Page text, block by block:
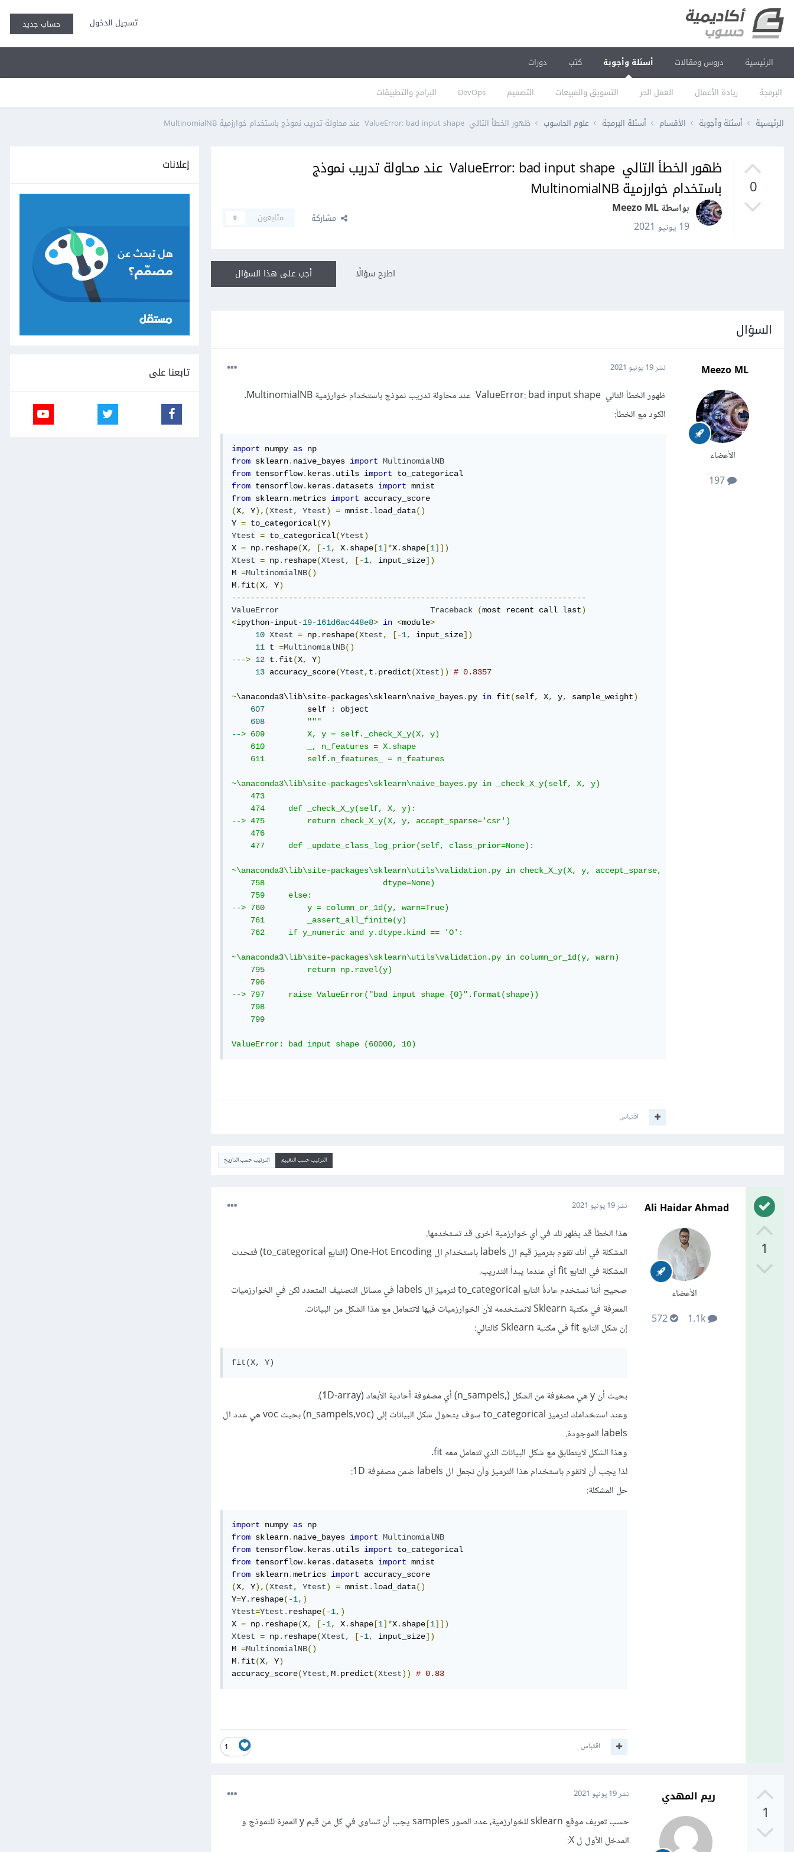
تسجيل الدخول حساب جديد
الرئيسية دروس ومقالات أسئلة وأجوبة
البرمجة ريادة الأعمال العمل الحر التسويق والمبيعات التصميم DevOps البرامج والتطبيقات
كتب دورات
الرئيسية أسئلة وأجوبة الأقسام أسئلة البرمجة علوم الحاسوب ظهور الخطأ التالي ValueError: bad input shape عند محاولة تدريب نموذج باستخدام خوارزمية MultinomialNB
0
ظهور الخطأ التالي ValueError: bad input shape عند محاولة تدريب نموذج
باستخدام خوارزمية MultinomialNB
بواسطة Meezo ML
19 يونيو 2021
مشاركة متابعون 0
أجب على هذا السؤال اطرح سؤالًا
السؤال
Meezo ML
الأعضاء
197
نشر19 يونيو 2021
ظهور الخطأ التالي ValueError: bad input shape عند محاولة تدريب نموذج باستخدام خوارزمية MultinomialNB.
الكود مع الخطأ:
import numpy as
from sklearn. naive_bayes import MultinomialNB
from tensorflow. keras. utils import
from tensorflow. keras. datasets import
from sklearn.metrics import
(X, Y),(Xtest, Ytest) = mnist . load_data()
Y = to_categorical(Y)
Ytest = to_categorical(Ytest)
X = np. reshape(X, [-1, X. shape [1]*X. shape [1]])
Xtest = np. reshape(Xtest, [-1, input_size])
M =MultinomialNB()
M. fit(X, Y)
---------------------------------------------------------------------------
ValueError
Traceback (most recent call last)
<ipython-input-19-161d6ac448e8> in <module>
10 Xtest = np. reshape(Xtest, [-1, input_size])
11 t =MultinomialNB()
---> 12 t . fit(X, Y)
13 accuracy_score(Ytest, t . predict(Xtest)) # 0.8357
~\anaconda3\lib\site-packages\sklearn\naive_bayes. py in fit(self, X, y, sample_weight)
607
         self
:
object
608
"""
--> 609         X, y = self._check_X_y(X, y)
    610         _, n_features = X.shape
    611         self.n_features_ = n_features
~\anaconda3\lib\site-packages\sklearn\naive_bayes.py in _check_X_y(self, X, y)
    473
    474     def _check_X_y(self, X, y):
--> 475         return check_X_y(X, y, accept_sparse='csr')
    476
    477     def _update_class_log_prior(self, class_prior=None):
~\anaconda3\lib\site-packages\sklearn\utils\validation.py in check_X_y(X, y, accept_sparse, accept_large_sparse,
    758                         dtype=None)
    759     else:
--> 760         y = column_or_1d(y, warn=True)
    761         _assert_all_finite(y)
    762     if y_numeric and y.dtype.kind == 'O':
~\anaconda3\lib\site-packages\sklearn\utils\validation.py in column_or_1d(y, warn)
    795         return np.ravel(y)
    796
--> 797     raise ValueError("bad input shape {0}".format(shape))
    798
    799
ValueError: bad input shape (60000, 10)
اقتباس
الترتيب حسب التقييم الترتيب حسب التاريخ
1
Ali Haidar Ahmad
الأعضاء
1.1k
572
نشر19 يونيو 2021
هذا الخطأ قد يظهر لك في أي خوارزمية أخرى قد تستخدمها.
المشكلة في أنك تقوم بترميز قيم ال labels باستخدام ال One-Hot Encoding (التابع to_categorical) فتحدث
المشكلة في التابع fit أي عندما يبدأ التدريب.
صحيح أننا نستخدم عادةً التابع to_categorical لترميز ال labels في مسائل التصنيف المتعدد لكن في الخوارزميات
المعرفة في مكتبة Sklearn لانستخدمه لأن الخوارزميات فيها لاتتعامل مع هذا الشكل من البيانات.
إن شكل التابع fit في مكتبة Sklearn كالتالي:
بحيث أن y هي مصفوفة من الشكل (,n_sampels) أي مصفوفة أحادية الأبعاد (1D-array).
وعند استخدامك لترميز to_categorical سوف يتحول شكل البيانات إلى (n_sampels,voc) بحيث voc هي عدد ال
labels الموجودة.
وهذا الشكل لايتطابق مع شكل البيانات الذي تتعامل معه fit.
لذا يجب أن لانقوم باستخدام هذا الترميز وأن نجعل ال labels ضمن مصفوفة 1D:
حل المشكلة:
import numpy as
from sklearn. naive_bayes import MultinomialNB
from tensorflow. keras. utils import
from tensorflow. keras. datasets import
from sklearn.metrics import
(X, Y),(Xtest, Ytest) = mnist . load_data()
Y=Y. reshape(-1,)
Ytest=Ytest . reshape(-1,)
X = np. reshape(X, [-1, X. shape [1]*X. shape [1]])
Xtest = np. reshape(Xtest, [-1, input_size])
M =MultinomialNB()
M. fit(X, Y)
accuracy_score(Ytest,M. predict(Xtest)) # 0.83
1 اقتباس
1
ريم المهدي نشر19 يونيو 2021
حسب تعريف موقع sklearn للخوارزمية، عدد الصور samples يجب أن تساوى في كل من قيم y الممرة للنموذج و
المدخل الأول ل X:
إعلانات
تابعنا على